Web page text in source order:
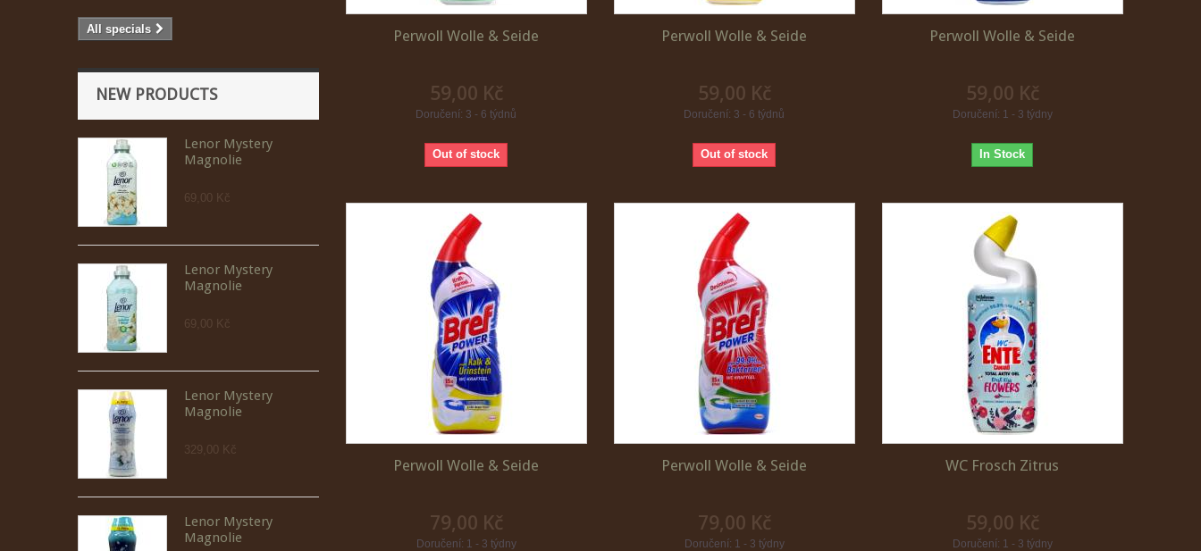
All specials
NEW PRODUCTS
Lenor Mystery
Magnolie
69,00 Kč
Lenor Mystery
Magnolie
69,00 Kč
Lenor Mystery
Magnolie
329,00 Kč
Lenor Mystery
Magnolie
Perwoll Wolle & Seide
59,00 Kč
Doručení: 3 - 6 týdnů
Out of stock
Perwoll Wolle & Seide
59,00 Kč
Doručení: 3 - 6 týdnů
Out of stock
Perwoll Wolle & Seide
59,00 Kč
Doručení: 1 - 3 týdny
In Stock
Perwoll Wolle & Seide
79,00 Kč
Doručení: 1 - 3 týdny
Perwoll Wolle & Seide
79,00 Kč
Doručení: 1 - 3 týdny
WC Frosch Zitrus
59,00 Kč
Doručení: 1 - 3 týdny